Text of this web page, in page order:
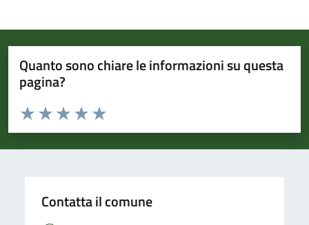
Quanto sono chiare le informazioni su questa
pagina?
Valuta da 1 a 5 stelle la pagina
Valuta 5 stelle su 5
Valuta 4 stelle su 5
Valuta 3 stelle su 5
Valuta 2 stelle su 5
Valuta 1 stelle su 5
Contatta il comune